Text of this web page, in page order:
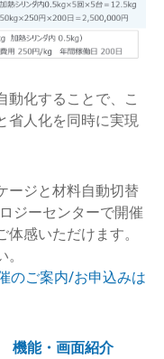
動化することで、こ
省人化を同時に実現
ージと材料自動切替
ジーセンターで開催
感いただけます。
のご案内/お申込みは
機能・画面紹介